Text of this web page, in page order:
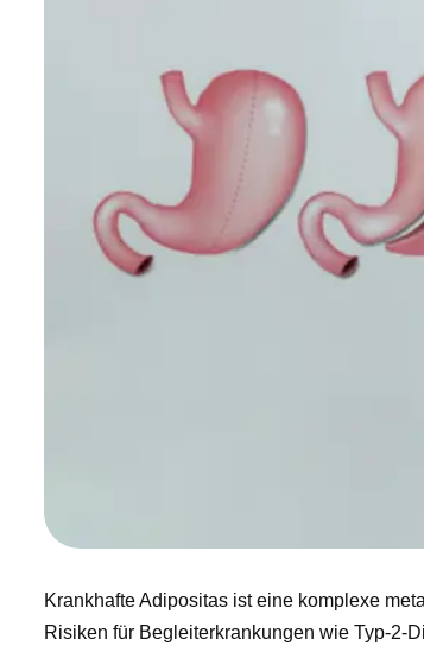
Krankhafte Adipositas ist eine komplexe
Risiken für Begleiterkrankungen wie Typ-2-